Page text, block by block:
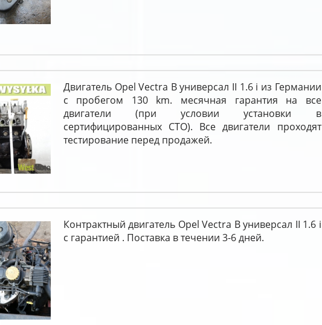
Двигатель Opel Vectra B универсал II 1.6 i из Германии
с пробегом 130 km. месячная гарантия на все
двигатели (при условии установки в
сертифицированных СТО). Все двигатели проходят
тестирование перед продажей.
Контрактный двигатель Opel Vectra B универсал II 1.6 i
c гарантией . Поставка в течении 3-6 дней.